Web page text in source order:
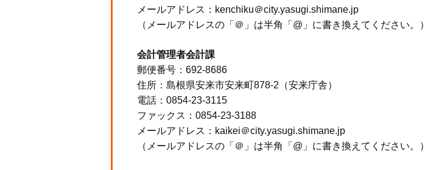
メールアドレス：kenchiku＠city.yasugi.shimane.jp
（メールアドレスの「＠」は半角「@」に書き換えてください。）
会計管理者会計課
郵便番号：692-8686
住所：島根県安来市安来町878-2（安来庁舎）
電話：0854-23-3115
ファックス：0854-23-3188
メールアドレス：kaikei＠city.yasugi.shimane.jp
（メールアドレスの「＠」は半角「@」に書き換えてください。）